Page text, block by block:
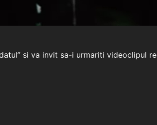
si va invit sa-i urmariti videoclipul